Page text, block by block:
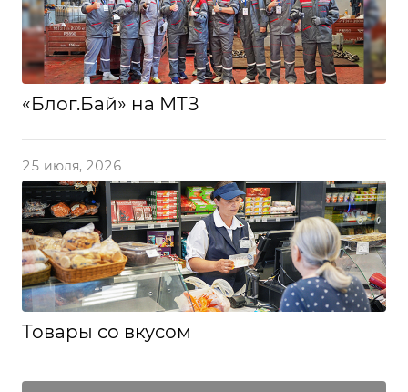
«Блог.Бай» на МТЗ
25 июля, 2026
Товары со вкусом